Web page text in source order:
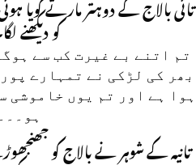
تائی بالاج کے دوہتر مارتے گویا
کو دیکھنے
تم اتنے بے غیرت کب سے
بھر کی لڑکی نے تمہارے
ہوا ہے اور تم یوں خاموشی
تانیہ کے شوہر نے بالاج کو